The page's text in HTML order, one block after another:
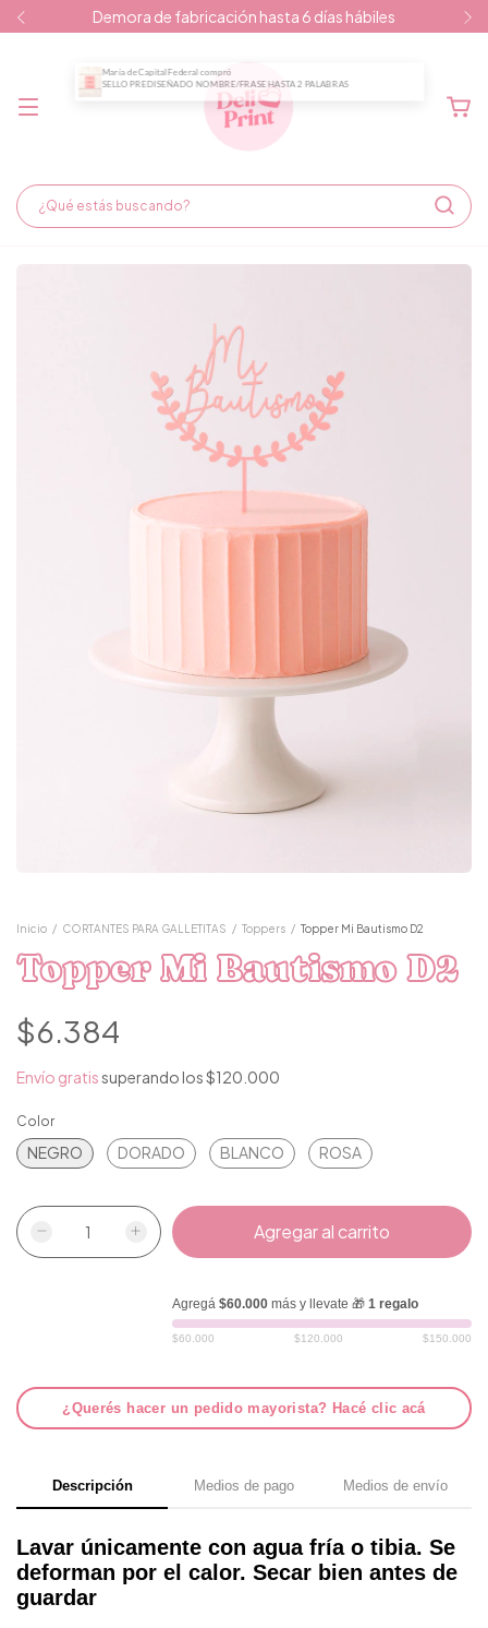
Demora de fabricación hasta 6 días hábiles
Inicio / CORTANTES PARA GALLETITAS / Toppers / Topper Mi Bautismo D2
Topper Mi Bautismo D2
$6.384
Envío gratissuperando los$120.000
Color
NEGRO DORADO BLANCO ROSA
Agregá $60.000más y llevate 🎁 1 regalo
$60.000 $120.000 $150.000
¿Querés hacer un pedido mayorista? Hacé clic acá
Descripción Medios de pago Medios de envío
Lavar únicamente con agua fría o tibia. Se
deforman por el calor. Secar bien antes de
guardar